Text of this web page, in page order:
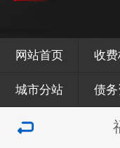
网站首页 收
城市分站 债